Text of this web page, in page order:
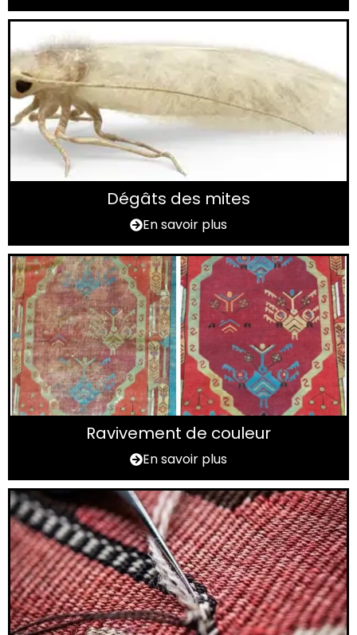
Dégâts des mites
En savoir plus
Ravivement de couleur
En savoir plus